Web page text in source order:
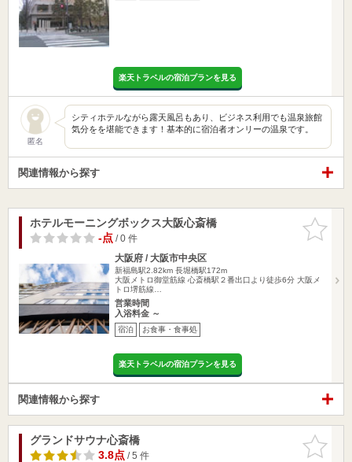
楽天トラベルの宿泊プランを見る
匿名
シティホテルながら露天風呂もあり、ビジネス利用でも温泉旅館
気分をを堪能できます！基本的に宿泊者オンリーの温泉です。
関連情報から探す
お気に入
りに追加
ホテルモーニングボックス大阪心斎橋
-点/ 0 件
大阪府 / 大阪市中央区
新福島駅2.82km 長堀橋駅172m
大阪メトロ御堂筋線 心斎橋駅２番出口より徒歩6分 大阪メ
トロ堺筋線…
営業時間
入浴料金 ～
宿泊 お食事・食事処
楽天トラベルの宿泊プランを見る
関連情報から探す
お気に入
りに追加
グランドサウナ心斎橋
3.8点/ 5 件